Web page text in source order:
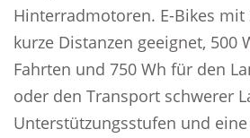
Hinterradmotoren. E-Bikes
kurze Distanzen geeignet, 500
Fahrten und 750 Wh für den
oder den Transport schwerer
Unterstützungsstufen und